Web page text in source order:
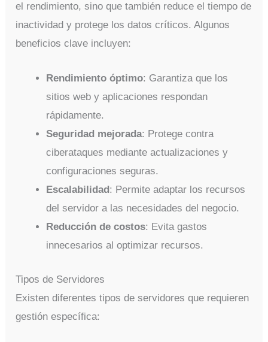
el rendimiento, sino que también reduce el tiempo de
inactividad y protege los datos críticos. Algunos
beneficios clave incluyen:
Rendimiento óptimo: Garantiza que los
sitios web y aplicaciones respondan
rápidamente.
Seguridad mejorada: Protege contra
ciberataques mediante actualizaciones y
configuraciones seguras.
Escalabilidad : Permite adaptar los recursos
del servidor a las necesidades del negocio.
Reducción de costos: Evita gastos
innecesarios al optimizar recursos.
Tipos de Servidores
Existen diferentes tipos de servidores que requieren
gestión específica: